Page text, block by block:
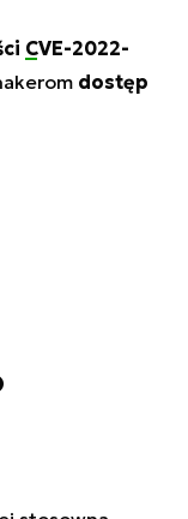
CVE-2022-
dostęp